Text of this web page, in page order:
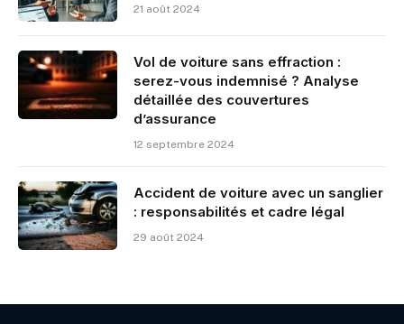
21 août 2024
Vol de voiture sans effraction :
serez-vous indemnisé ? Analyse
détaillée des couvertures
d’assurance
12 septembre 2024
Accident de voiture avec un sanglier
: responsabilités et cadre légal
29 août 2024